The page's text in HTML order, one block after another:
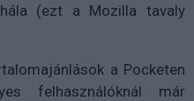
(ezt a Mozilla tavaly
a Pocketen
felhasználóknál már